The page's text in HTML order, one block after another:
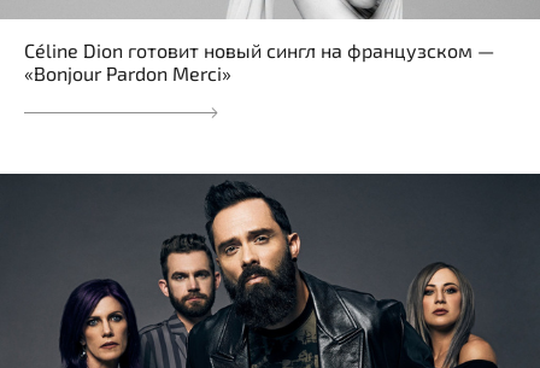
Céline Dion готовит новый сингл на французском —
«Bonjour Pardon Merci»